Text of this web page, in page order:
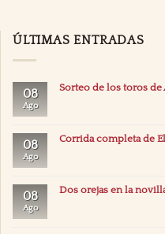
ÚLTIMAS ENTRADAS
08
Ago
Sorteo de los toros
08
Ago
Corrida completa de
08
Ago
Dos orejas en la